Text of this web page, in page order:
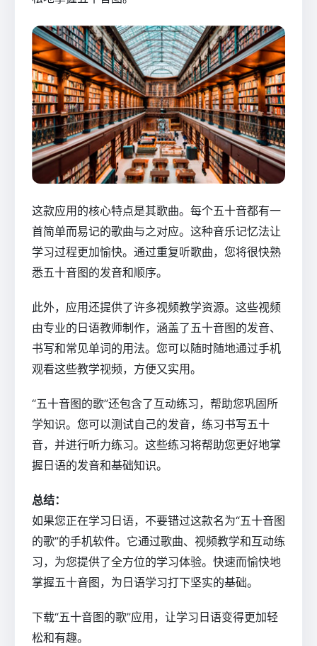
这款应用的核心特点是其歌曲。每个五十音都有一
首简单而易记的歌曲与之对应。这种音乐记忆法让
学习过程更加愉快。通过重复听歌曲，您将很快熟
悉五十音图的发音和顺序。
此外，应用还提供了许多视频教学资源。这些视频
由专业的日语教师制作，涵盖了五十音图的发音、
书写和常见单词的用法。您可以随时随地通过手机
观看这些教学视频，方便又实用。
“五十音图的歌”还包含了互动练习，帮助您巩固所
学知识。您可以测试自己的发音，练习书写五十
音，并进行听力练习。这些练习将帮助您更好地掌
握日语的发音和基础知识。
总结：
如果您正在学习日语，不要错过这款名为“五十音图
的歌”的手机软件。它通过歌曲、视频教学和互动练
习，为您提供了全方位的学习体验。快速而愉快地
掌握五十音图，为日语学习打下坚实的基础。
下载“五十音图的歌”应用，让学习日语变得更加轻
松和有趣。